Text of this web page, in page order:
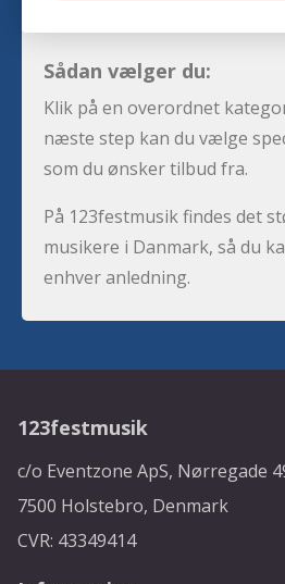
Sådan vælger du:
Klik på en overordnet
næste step kan du vælge
som du ønsker tilbud fra.
På 123festmusik findes det
musikere i Danmark, så du
enhver anledning.
123festmusik
c/o Eventzone ApS, Nørregade
7500 Holstebro, Denmark
CVR: 43349414